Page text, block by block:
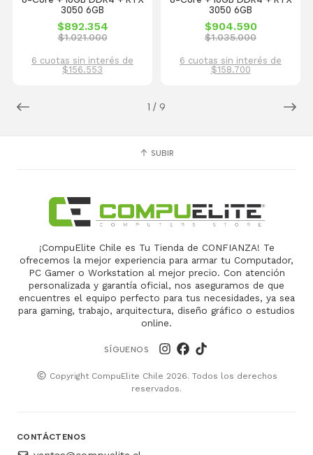
1 / 9
3050 6GB
$892.354
$1.021.000
6 cuotas sin interés de
$156.553
3050 6GB
$904.590
$1.035.000
6 cuotas sin interés de
$158.700
SUBIR
¡CompuElite Chile es Tu Tienda de CONFIANZA! Te
ofrecemos la mejor experiencia para armar tu Computador,
PC Gamer o Workstation al mejor precio. Con atención
personalizada y garantía oficial, nos aseguramos de que
encuentres el equipo perfecto para tus necesidades, ya sea
para gaming, trabajo, arquitectura, diseño gráfico o estudios
online.
SÍGUENOS
Copyright CompuElite Chile 2026. Todos los derechos
reservados.
CONTÁCTENOS